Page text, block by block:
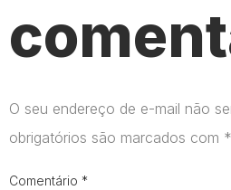
O seu endereço de e-mail não
obrigatórios são marcados com *
Comentário *